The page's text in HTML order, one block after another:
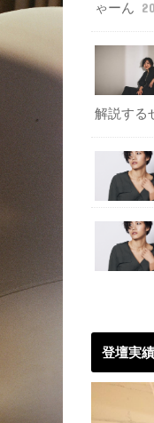
ゃーん
解説する
登壇実績